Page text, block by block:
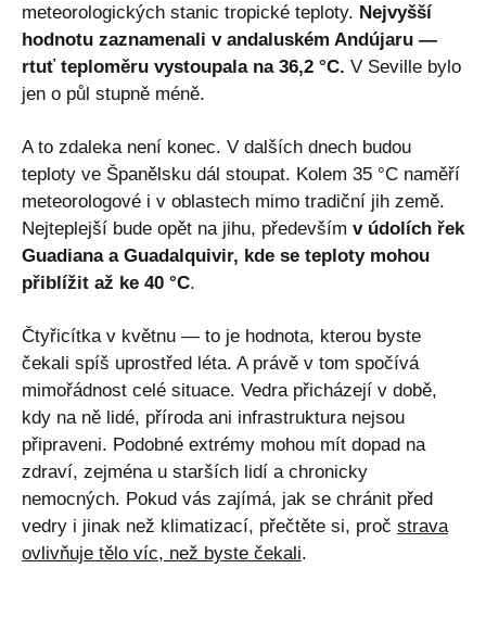
meteorologických stanic tropické teploty. Nejvyšší
hodnotu zaznamenali v andaluském Andújaru —
rtuť teploměru vystoupala na 36,2 °C. V Seville bylo
jen o půl stupně méně.
A to zdaleka není konec. V dalších dnech budou
teploty ve Španělsku dál stoupat. Kolem 35 °C naměří
meteorologové i v oblastech mimo tradiční jih země.
Nejteplejší bude opět na jihu, především v údolích řek
Guadiana a Guadalquivir, kde se teploty mohou
přiblížit až ke 40 °C.
Čtyřicítka v květnu — to je hodnota, kterou byste
čekali spíš uprostřed léta. A právě v tom spočívá
mimořádnost celé situace. Vedra přicházejí v době,
kdy na ně lidé, příroda ani infrastruktura nejsou
připraveni. Podobné extrémy mohou mít dopad na
zdraví, zejména u starších lidí a chronicky
nemocných. Pokud vás zajímá, jak se chránit před
vedry i jinak než klimatizací, přečtěte si, proč strava
ovlivňuje tělo víc, než byste čekali.